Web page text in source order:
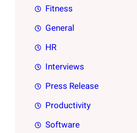
Fitness
General
HR
Interviews
Press Release
Productivity
Software